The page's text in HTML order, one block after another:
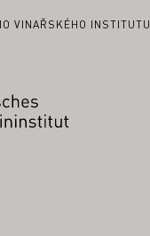
VINAŘSKÉHO INSTITUTU